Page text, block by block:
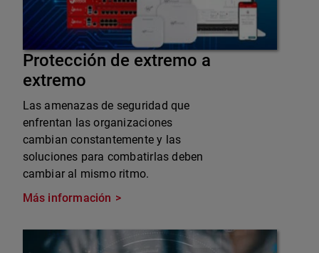
Protección de extremo a
extremo
Las amenazas de seguridad que
enfrentan las organizaciones
cambian constantemente y las
soluciones para combatirlas deben
cambiar al mismo ritmo.
Más información